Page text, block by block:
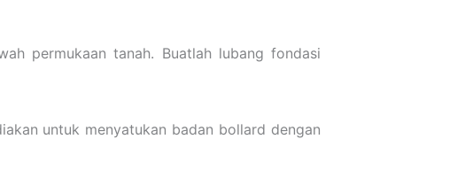
permukaan tanah. Buatlah lubang fondasi
untuk menyatukan badan bollard dengan